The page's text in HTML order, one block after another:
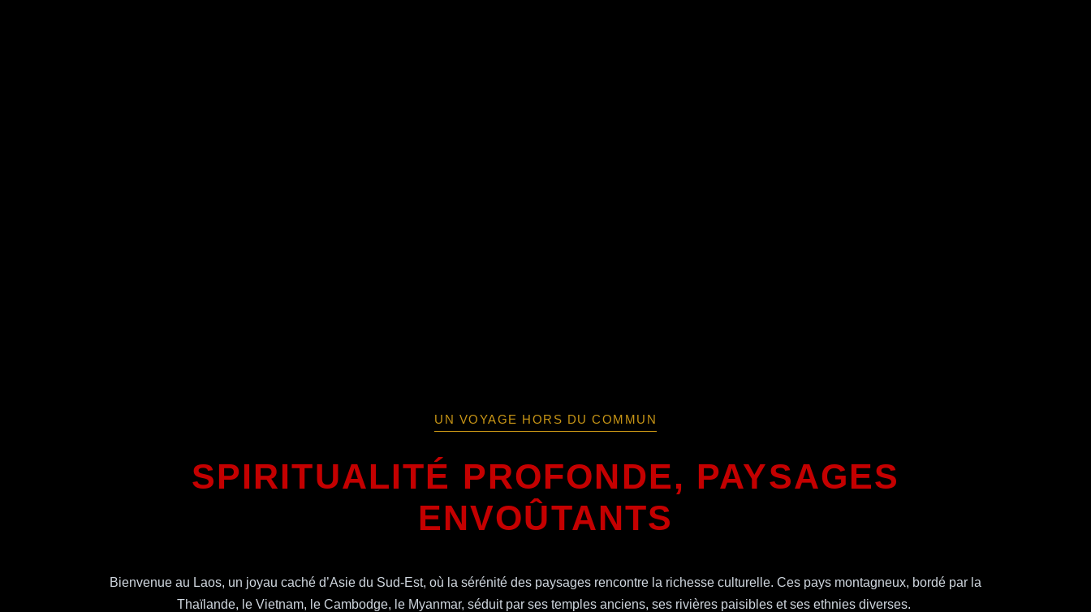
UN VOYAGE HORS DU COMMUN
SPIRITUALITÉ PROFONDE, PAYSAGES
ENVOÛTANTS
Bienvenue au Laos, un joyau caché d’Asie du Sud-Est, où la sérénité des paysages rencontre la richesse culturelle. Ces pays montagneux, bordé par la
Thaïlande, le Vietnam, le Cambodge, le Myanmar, séduit par ses temples anciens, ses rivières paisibles et ses ethnies diverses.